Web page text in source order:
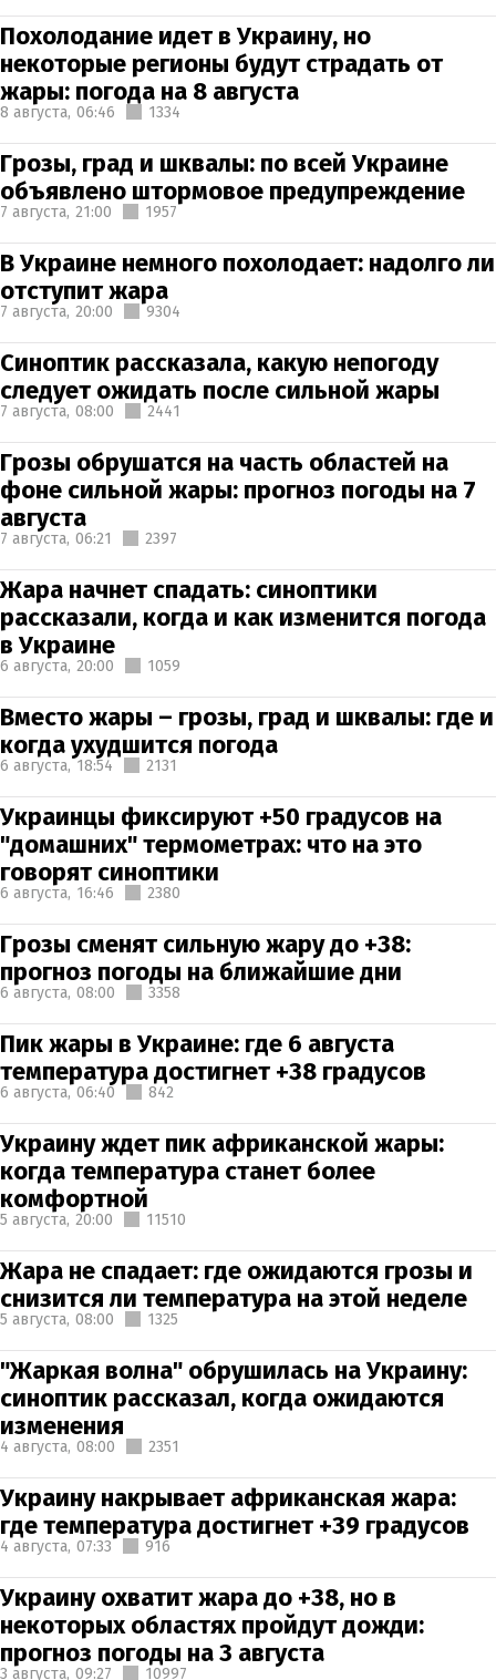
Похолодание идет в Украину, но
некоторые регионы будут страдать от
жары: погода на 8 августа
8 августа, 06:46 1334
Грозы, град и шквалы: по всей Украине
объявлено штормовое предупреждение
7 августа, 21:00 1957
В Украине немного похолодает: надолго ли
отступит жара
7 августа, 20:00 9304
Синоптик рассказала, какую непогоду
следует ожидать после сильной жары
7 августа, 08:00 2441
Грозы обрушатся на часть областей на
фоне сильной жары: прогноз погоды на 7
августа
7 августа, 06:21 2397
Жара начнет спадать: синоптики
рассказали, когда и как изменится погода
в Украине
6 августа, 20:00 1059
Вместо жары – грозы, град и шквалы: где и
когда ухудшится погода
6 августа, 18:54 2131
Украинцы фиксируют +50 градусов на
"домашних" термометрах: что на это
говорят синоптики
6 августа, 16:46 2380
Грозы сменят сильную жару до +38:
прогноз погоды на ближайшие дни
6 августа, 08:00 3358
Пик жары в Украине: где 6 августа
температура достигнет +38 градусов
6 августа, 06:40 842
Украину ждет пик африканской жары:
когда температура станет более
комфортной
5 августа, 20:00 11510
Жара не спадает: где ожидаются грозы и
снизится ли температура на этой неделе
5 августа, 08:00 1325
"Жаркая волна" обрушилась на Украину:
синоптик рассказал, когда ожидаются
изменения
4 августа, 08:00 2351
Украину накрывает африканская жара:
где температура достигнет +39 градусов
4 августа, 07:33 916
Украину охватит жара до +38, но в
некоторых областях пройдут дожди:
прогноз погоды на 3 августа
3 августа, 09:27 10997